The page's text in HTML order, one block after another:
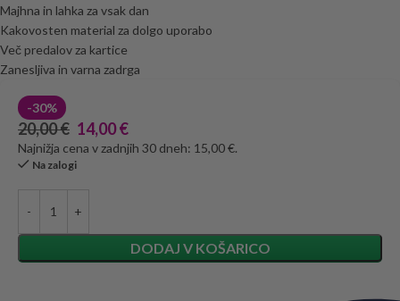
Majhna in lahka za vsak dan
Kakovosten material za dolgo uporabo
Več predalov za kartice
Zanesljiva in varna zadrga
-30%
20,00€ 14,00€
Najnižja cena v zadnjih 30 dneh: 15,00 €.
Na zalogi
DODAJ V KOŠARICO